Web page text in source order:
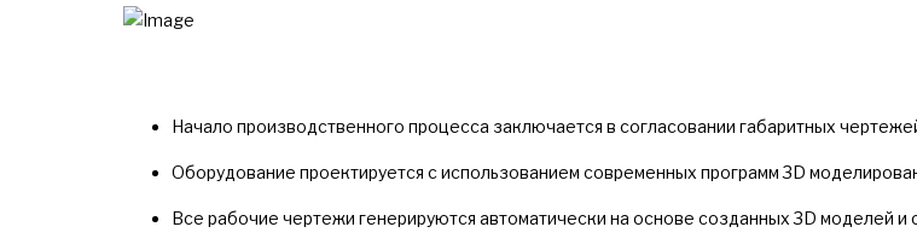
Начало производственного процесса заключается в согласовании габаритных
Оборудование проектируется с использованием современных программ 3D
Все рабочие чертежи генерируются автоматически на основе созданных 3D моделей